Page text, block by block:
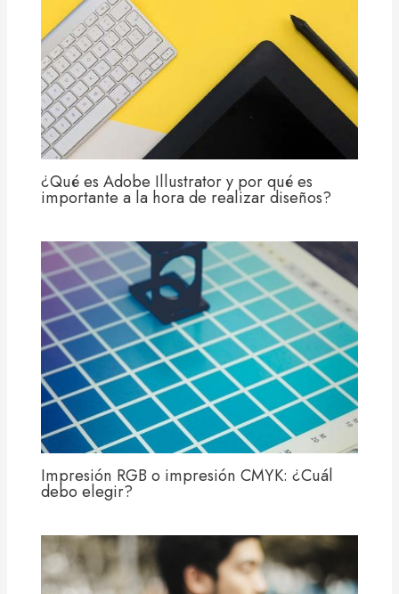
¿Qué es Adobe Illustrator y por qué es
importante a la hora de realizar diseños?
Impresión RGB o impresión CMYK: ¿Cuál
debo elegir?